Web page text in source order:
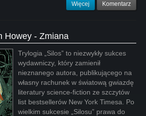
Więcej Komentarz
Howey - Zmiana
Trylogia „Silos” to niezwykły sukces
wydawniczy, który zamienił
nieznanego autora, publikującego na
własny rachunek w światową gwiazdę
literatury science-fiction ze szczytów
list bestsellerów New York Timesa. Po
wielkim sukcesie „Silosu” prawa do